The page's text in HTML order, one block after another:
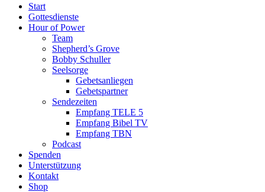
Start
Gottesdienste
Hour of Power
Team
Shepherd’s Grove
Bobby Schuller
Seelsorge
Gebetsanliegen
Gebetspartner
Sendezeiten
Empfang TELE 5
Empfang Bibel TV
Empfang TBN
Podcast
Spenden
Unterstützung
Kontakt
Shop